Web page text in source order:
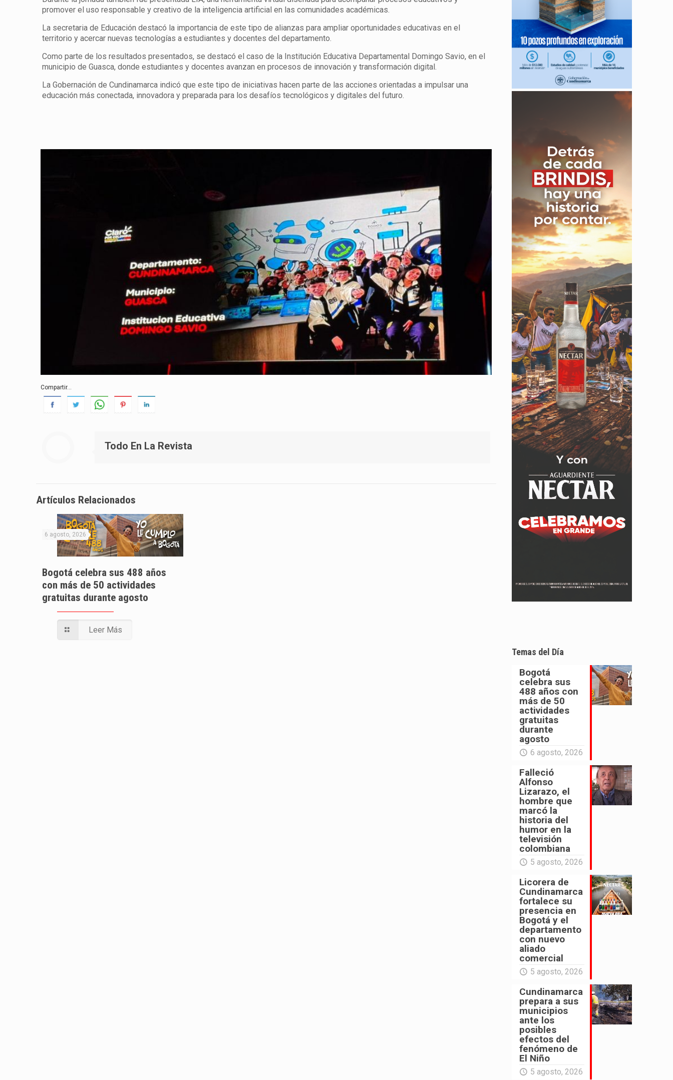
promover el uso responsable y creativo de la inteligencia artificial en las comunidades académicas.
La secretaria de Educación destacó la importancia de este tipo de alianzas para ampliar oportunidades educativas en el
territorio y acercar nuevas tecnologías a estudiantes y docentes del departamento.
Como parte de los resultados presentados, se destacó el caso de la Institución Educativa Departamental Domingo Savio, en el
municipio de Guasca, donde estudiantes y docentes avanzan en procesos de innovación y transformación digital.
La Gobernación de Cundinamarca indicó que este tipo de iniciativas hacen parte de las acciones orientadas a impulsar una
educación más conectada, innovadora y preparada para los desafíos tecnológicos y digitales del futuro.
Compartir...
Todo En La Revista
Artículos Relacionados
6 agosto, 2026
Bogotá celebra sus 488 años
con más de 50 actividades
gratuitas durante agosto
Leer Más
Temas del Día
Bogotá
celebra sus
488 años con
más de 50
actividades
gratuitas
durante
agosto
6 agosto, 2026
Falleció
Alfonso
Lizarazo, el
hombre que
marcó la
historia del
humor en la
televisión
colombiana
5 agosto, 2026
Licorera de
Cundinamarca
fortalece su
presencia en
Bogotá y el
departamento
con nuevo
aliado
comercial
5 agosto, 2026
Cundinamarca
prepara a sus
municipios
ante los
posibles
efectos del
fenómeno de
El Niño
5 agosto, 2026